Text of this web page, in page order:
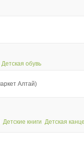
Детская обувь
Алтай)
Детские книги Детская